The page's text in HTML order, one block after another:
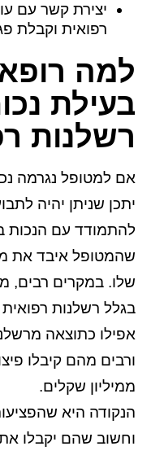
יצירת קשר עם
רפואית וקבלת
למה
בעילת
רשלנות
אם למטופל נגרמה
יתכן שניתן יהיה
להתמודד עם הנכות
שהמטופל איבד את
שלו. במקרים רבים,
בגלל רשלנות
אפילו כתוצאה
ורבים מהם קיבלו
ממיליון שקלים.
הנקודה היא
וחשוב שהם יקבלו